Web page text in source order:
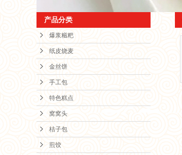
产品分类
爆浆糍粑
纸皮烧麦
金丝饼
手工包
特色糕点
窝窝头
桔子包
煎饺